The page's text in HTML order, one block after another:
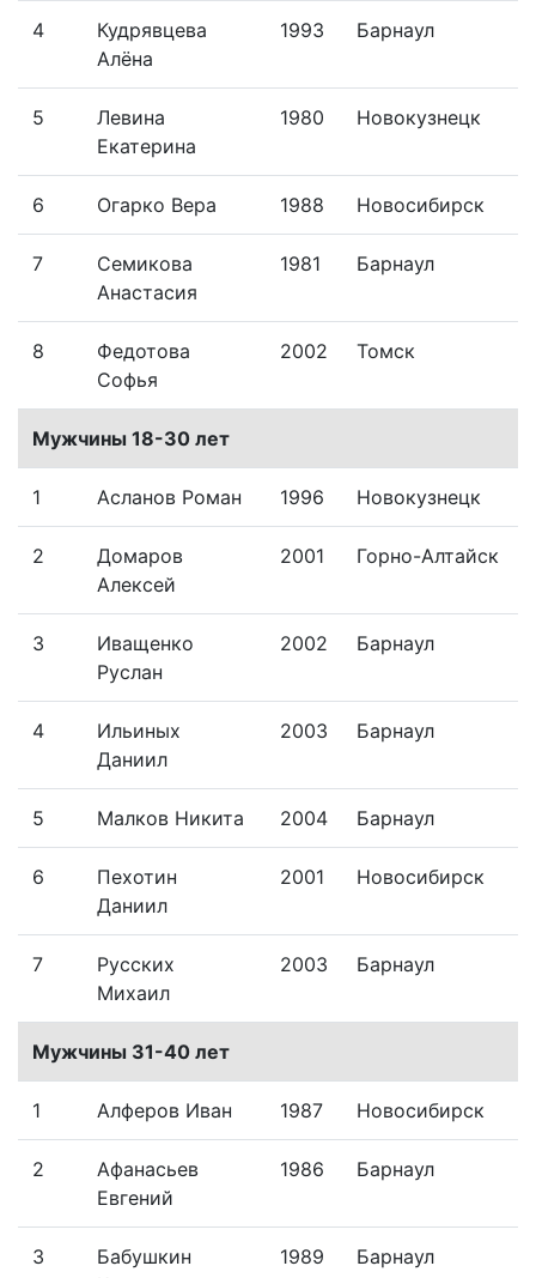
4
Кудрявцева
Алёна
1993 Барнаул
5
Левина
Екатерина
1980 Новокузнецк
6 Огарко Вера 1988 Новосибирск
7
Семикова
Анастасия
1981 Барнаул
8
Федотова
Софья
2002 Томск
Мужчины 18-30 лет
1 Асланов Роман 1996 Новокузнецк
2
Домаров
Алексей
2001 Горно-Алтайск
3
Иващенко
Руслан
2002 Барнаул
4
Ильиных
Даниил
2003 Барнаул
5 Малков Никита 2004 Барнаул
6
Пехотин
Даниил
2001 Новосибирск
7
Русских
Михаил
2003 Барнаул
Мужчины 31-40 лет
1 Алферов Иван 1987 Новосибирск
2
Афанасьев
Евгений
1986 Барнаул
3
Бабушкин
1989 Барнаул